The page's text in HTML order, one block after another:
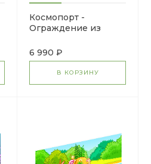
Космопорт -
Ограждение из
90.14.01-01
6 990 ₽
В КОРЗИНУ